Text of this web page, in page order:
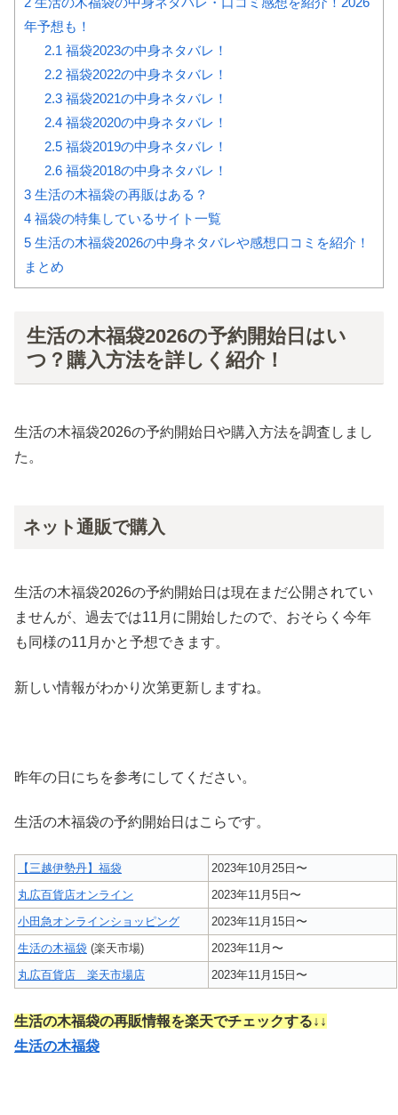
年予想も！
2.1 福袋2023の中身ネタバレ！
2.2福袋2022の中身ネタバレ！
2.3福袋2021の中身ネタバレ！
2.4福袋2020の中身ネタバレ！
2.5福袋2019の中身ネタバレ！
2.6福袋2018の中身ネタバレ！
3 生活の木福袋の再販はある？
4 福袋の特集しているサイト一覧
5 生活の木福袋2026の中身ネタバレや感想口コミを紹介！
まとめ
生活の木福袋2026の予約開始日はい
つ？購入方法を詳しく紹介！
生活の木福袋2026の予約開始日や購入方法を調査しまし
た。
ネット通販で購入
生活の木福袋2026の予約開始日は現在まだ公開されてい
ませんが、過去では11月に開始したので、おそらく今年
も同様の11月かと予想できます。
新しい情報がわかり次第更新しますね。
昨年の日にちを参考にしてください。
生活の木福袋の予約開始日はこらです。
【三越伊勢丹】福袋
2023年10月25日〜
丸広百貨店オンライン
2023年11月5日〜
小田急オンラインショッピング
2023年11月15日〜
生活の木福袋 (楽天市場)
2023年11月〜
丸広百貨店 楽天市場店
2023年11月15日〜
生活の木福袋の再販情報を楽天でチェックする↓↓
生活の木福袋